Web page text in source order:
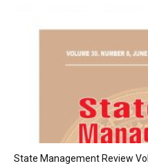
State Management Review